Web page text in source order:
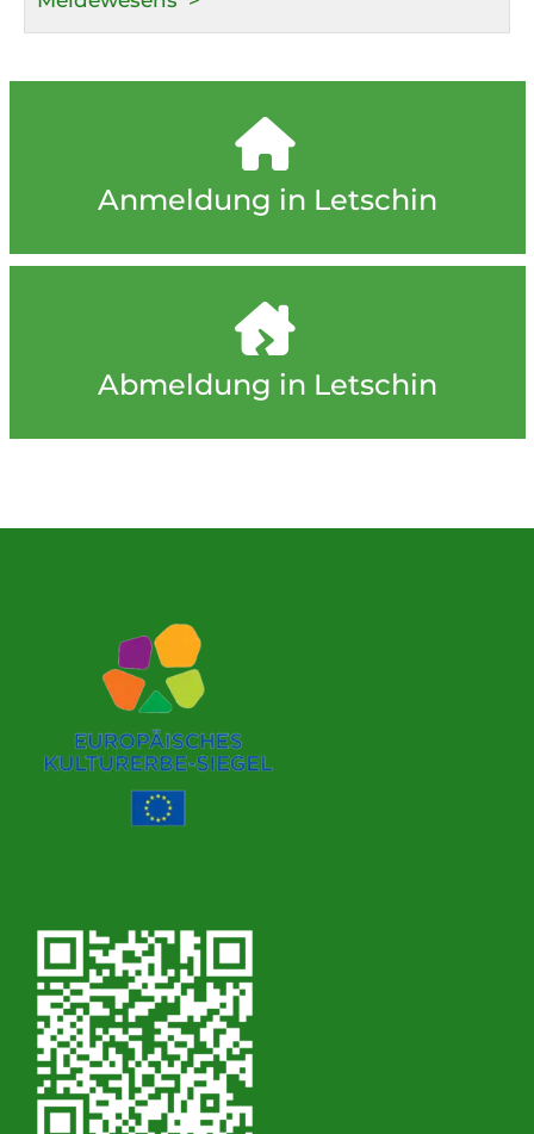
Anmeldung in Letschin
Abmeldung in Letschin